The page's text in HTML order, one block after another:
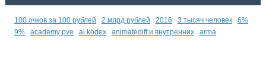
100 очков за 100 рублей 2 млрд рублей 2016 3 тысяч человек
6%
9%
academy pve ai kodex animatediff и внутренних arma